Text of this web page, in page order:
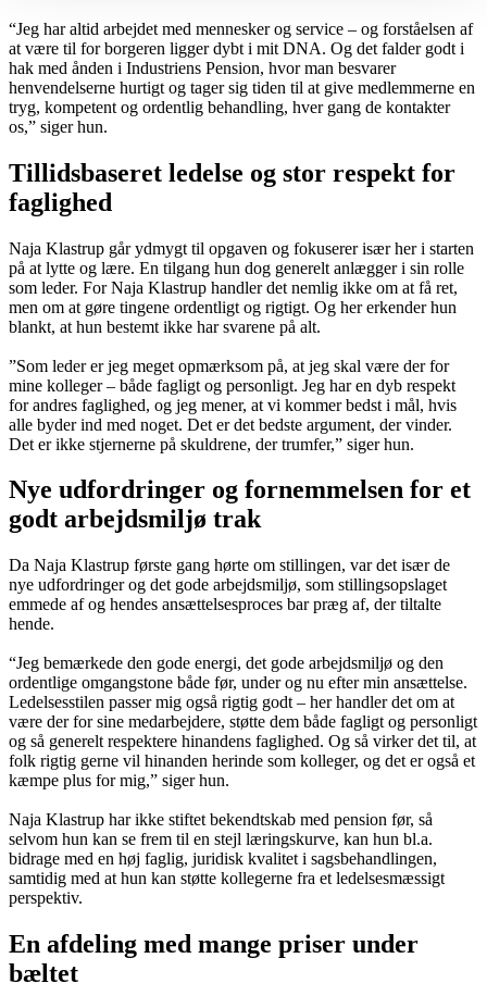
“Jeg har altid arbejdet med mennesker og service – og forståelsen af
at være til for borgeren ligger dybt i mit DNA. Og det falder godt i
hak med ånden i Industriens Pension, hvor man besvarer
henvendelserne hurtigt og tager sig tiden til at give medlemmerne en
tryg, kompetent og ordentlig behandling, hver gang de kontakter
os,” siger hun.
Tillidsbaseret ledelse og stor respekt for
faglighed
Naja Klastrup går ydmygt til opgaven og fokuserer især her i starten
på at lytte og lære. En tilgang hun dog generelt anlægger i sin rolle
som leder. For Naja Klastrup handler det nemlig ikke om at få ret,
men om at gøre tingene ordentligt og rigtigt. Og her erkender hun
blankt, at hun bestemt ikke har svarene på alt.
”Som leder er jeg meget opmærksom på, at jeg skal være der for
mine kolleger – både fagligt og personligt. Jeg har en dyb respekt
for andres faglighed, og jeg mener, at vi kommer bedst i mål, hvis
alle byder ind med noget. Det er det bedste argument, der vinder.
Det er ikke stjernerne på skuldrene, der trumfer,” siger hun.
Nye udfordringer og fornemmelsen for et
godt arbejdsmiljø trak
Da Naja Klastrup første gang hørte om stillingen, var det især de
nye udfordringer og det gode arbejdsmiljø, som stillingsopslaget
emmede af og hendes ansættelsesproces bar præg af, der tiltalte
hende.
“Jeg bemærkede den gode energi, det gode arbejdsmiljø og den
ordentlige omgangstone både før, under og nu efter min ansættelse.
Ledelsesstilen passer mig også rigtig godt – her handler det om at
være der for sine medarbejdere, støtte dem både fagligt og personligt
og så generelt respektere hinandens faglighed. Og så virker det til, at
folk rigtig gerne vil hinanden herinde som kolleger, og det er også et
kæmpe plus for mig,” siger hun.
Naja Klastrup har ikke stiftet bekendtskab med pension før, så
selvom hun kan se frem til en stejl læringskurve, kan hun bl.a.
bidrage med en høj faglig, juridisk kvalitet i sagsbehandlingen,
samtidig med at hun kan støtte kollegerne fra et ledelsesmæssigt
perspektiv.
En afdeling med mange priser under
bæltet